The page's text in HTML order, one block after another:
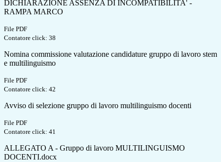
DICHIARAZIONE ASSENZA DI INCOMPATIBILITA' -
RAMPA MARCO
File PDF
Contatore click: 38
Nomina commissione valutazione candidature gruppo di lavoro stem
e multilinguismo
File PDF
Contatore click: 42
Avviso di selezione gruppo di lavoro multilinguismo docenti
File PDF
Contatore click: 41
ALLEGATO A - Gruppo di lavoro MULTILINGUISMO
DOCENTI.docx